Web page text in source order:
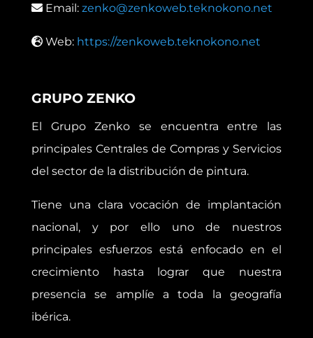
Email: zenko@zenkoweb.teknokono.net
Web: https://zenkoweb.teknokono.net
GRUPO ZENKO
El Grupo Zenko se encuentra entre las
principales Centrales de Compras y Servicios
del sector de la distribución de pintura.
Tiene una clara vocación de implantación
nacional, y por ello uno de nuestros
principales esfuerzos está enfocado en el
crecimiento hasta lograr que nuestra
presencia se amplíe a toda la geografía
ibérica.